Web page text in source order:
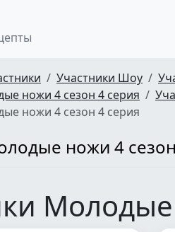
Участники Шоу
ножи 4 сезон 4 серия
ножи 4 сезон 4 серия
ножи 4